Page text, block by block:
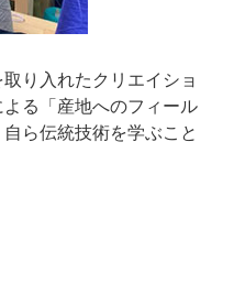
り入れたクリエイショ
る「産地へのフィール
ら伝統技術を学ぶこと